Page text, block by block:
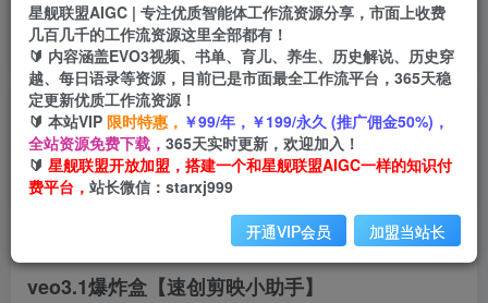
站长招募
推荐
项目周期预估10年
veo3.1爆炸盒【速创剪映小助手】
星舰联盟AIGC | 专注优质智能体工作流资源分享，市面上收费
几百几千的工作流资源这里全部都有！
🔰 内容涵盖EVO3视频、书单、育儿、养生、历史解说、历史穿
越、每日语录等资源，目前已是市面最全工作流平台，365天稳
定更新优质工作流资源！
🔰 本站VIP 限时特惠， ￥99/年，￥199/永久 (推广佣金50%)，
全站资源免费下载， 365天实时更新，欢迎加入！
🔰 星舰联盟开放加盟，搭建一个和星舰联盟AIGC一样的知识付
费平台， 站长微信：starxj999
开通VIP会员 加盟当站长